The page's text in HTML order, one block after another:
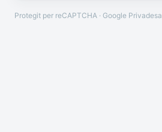
Protegit per reCAPTCHA · Google Privadesa